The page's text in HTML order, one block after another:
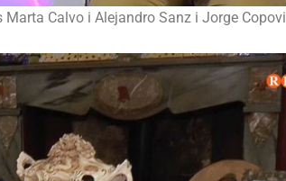
Calvo i Alejandro Sanz i Jorge Copovi